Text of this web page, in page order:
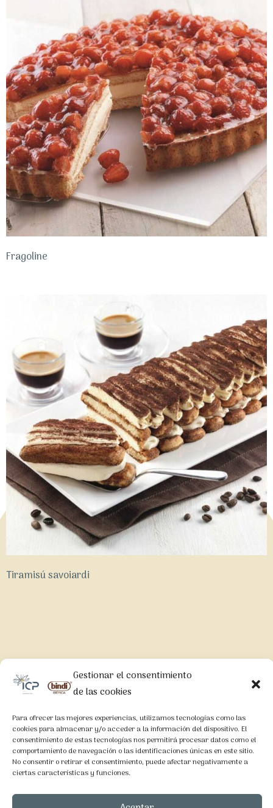
Gestionar el consentimiento
de las cookies
Para ofrecer las mejores experiencias, utilizamos tecnologías como las
cookies para almacenar y/o acceder a la información del dispositivo. El
consentimiento de estas tecnologías nos permitirá procesar datos como el
comportamiento de navegación o las identificaciones únicas en este sitio.
No consentir o retirar el consentimiento, puede afectar negativamente a
ciertas características y funciones.
Fragoline
Tiramisú savoiardi
LEGAL
Política de Privacidad
Política de Cookies
CONTACTO